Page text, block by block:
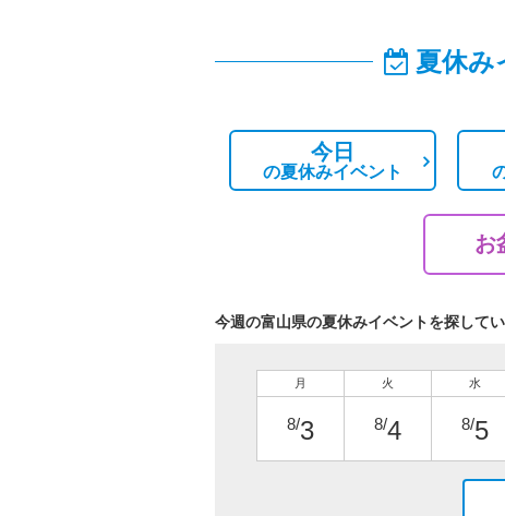
夏休
今日
の夏休みイベント
お
今週の富山県の夏休みイベントを探して
月
8/3
火
8/4
水
8/5